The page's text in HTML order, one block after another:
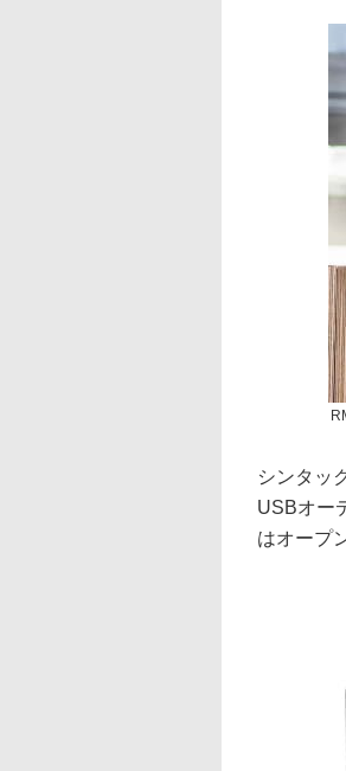
シンタッ
USBオー
はオープ